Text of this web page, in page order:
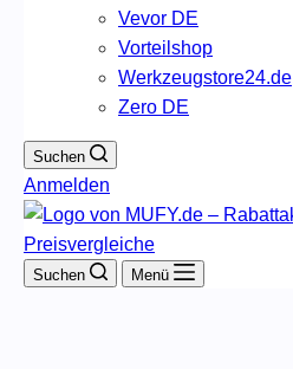
Vevor DE
Vorteilshop
Werkzeugstore24.de
Zero DE
Suchen
Anmelden
Suchen Menü